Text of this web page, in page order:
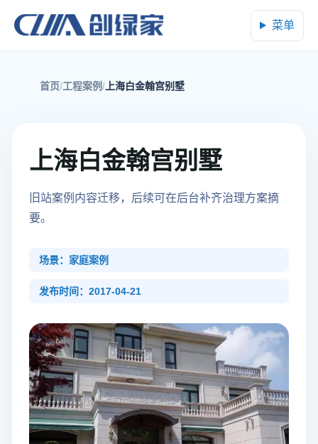
菜单
首页 工程案例 上海白金翰宫别墅
上海白金翰宫别墅
旧站案例内容迁移，后续可在后台补齐治理方案摘
要。
场景：家庭案例
发布时间：2017-04-21